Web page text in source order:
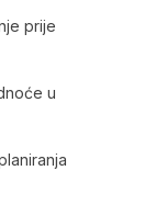
prije
u